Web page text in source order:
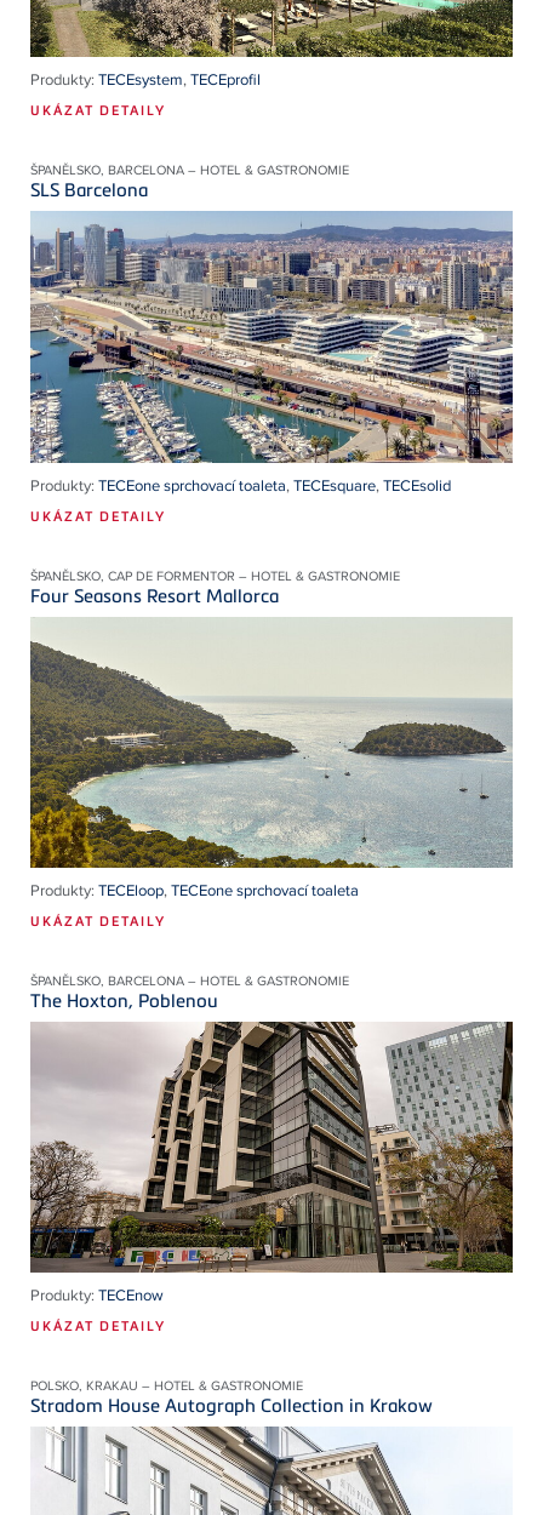
Produkty: TECEsystem,TECEprofil
UKÁZAT DETAILY
ŠPANĚLSKO, BARCELONA – HOTEL & GASTRONOMIE
SLS Barcelona
Produkty: TECEone sprchovací toaleta,TECEsquare,TECEsolid
UKÁZAT DETAILY
ŠPANĚLSKO, CAP DE FORMENTOR – HOTEL & GASTRONOMIE
Four Seasons Resort Mallorca
Produkty: TECEloop,TECEone sprchovací toaleta
UKÁZAT DETAILY
ŠPANĚLSKO, BARCELONA – HOTEL & GASTRONOMIE
The Hoxton, Poblenou
Produkty: TECEnow
UKÁZAT DETAILY
POLSKO, KRAKAU – HOTEL & GASTRONOMIE
Stradom House Autograph Collection in Krakow